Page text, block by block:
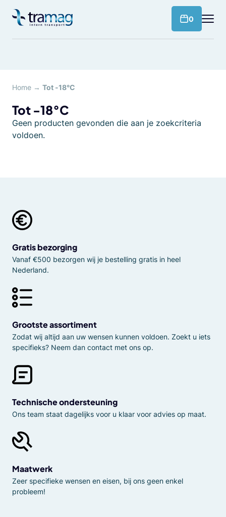
naar
0
Home → Tot -18°C
Tot -18°C
Geen producten gevonden die aan je zoekcriteria
voldoen.
Gratis bezorging
Vanaf €500 bezorgen wij je bestelling gratis in heel
Nederland.
Grootste assortiment
Zodat wij altijd aan uw wensen kunnen voldoen. Zoekt u iets
specifieks? Neem dan contact met ons op.
Technische ondersteuning
Ons team staat dagelijks voor u klaar voor advies op maat.
Maatwerk
Zeer specifieke wensen en eisen, bij ons geen enkel
probleem!